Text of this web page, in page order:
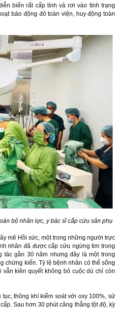
biến rất cấp tính và rơi vào tình trạng
báo động đỏ toàn viện, huy động toàn
bộ nhân lực, y bác sĩ cấp cứu sản phụ
mê Hồi sức, một trong những người trực
nhân đã được cấp cứu ngừng tim trong
gần 30 năm nhưng đây là một trong
chứng kiến. Tỷ lệ bệnh nhân có thể sống
kiên quyết không bỏ cuộc dù chỉ còn
thông khí kiểm soát với oxy 100%, sử
Sau hơn 30 phút căng thẳng tột độ, kỳ